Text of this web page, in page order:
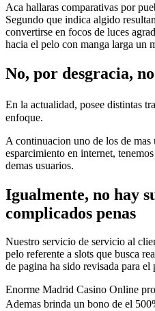
Aca hallaras comparativas por
Segundo que indica algido
convertirse en focos de luces
hacia el pelo con manga larga un
No, por desgracia,
En la actualidad, posee distintas
enfoque.
A continuacion uno de los de mas
esparcimiento en internet,
demas usuarios.
Igualmente, no hay
complicados penas
Nuestro servicio de servicio al
pelo referente a slots que busca
de pagina ha sido revisada para
Enorme Madrid Casino Online
Ademas brinda un bono de el